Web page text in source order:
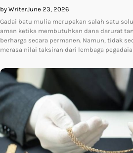
by WriterJune 23, 2026
Gadai batu mulia merupakan salah satu
aman ketika membutuhkan dana darurat
berharga secara permanen. Namun, tidak
merasa nilai taksiran dari lembaga